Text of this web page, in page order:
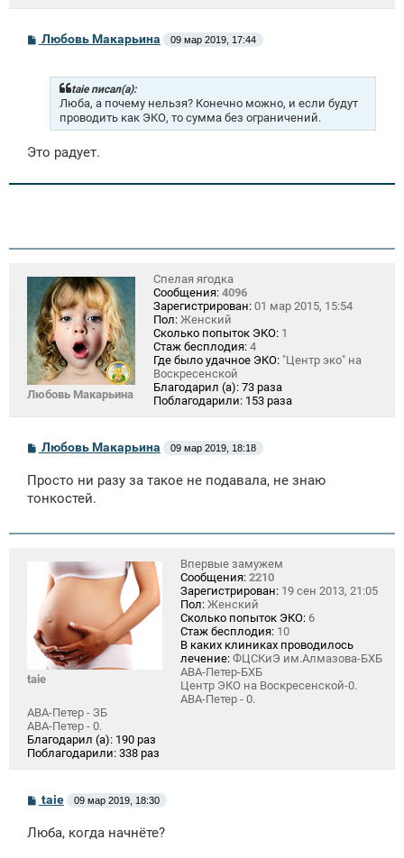
С
Любовь Макарьина 09 мар 2019, 17:44
taie писал(а):
Люба, а почему нельзя? Конечно можно, и если будут
проводить как ЭКО, то сумма без ограничений.
Это радует.
Любовь Макарьина
Спелая ягодка
Сообщения: 4096
Зарегистрирован: 01 мар 2015, 15:54
Пол: Женский
Сколько попыток ЭКО: 1
Стаж бесплодия: 4
Где было удачное ЭКО: "Центр эко" на
Воскресенской
Благодарил (а): 73 раза
Поблагодарили: 153 раза
С
б
щ
и
Любовь Макарьина 09 мар 2019, 18:18
Просто ни разу за такое не подавала, не знаю
тонкостей.
taie
Впервые замужем
Сообщения: 2210
Зарегистрирован: 19 сен 2013, 21:05
Пол: Женский
Сколько попыток ЭКО: 6
Стаж бесплодия: 10
В каких клиниках проводилось
лечение: ФЦСКиЭ им.Алмазова-БХБ
АВА-Петер-БХБ
Центр ЭКО на Воскресенской-0.
АВА-Петер - 0.
АВА-Петер - ЗБ
АВА-Петер - 0.
Благодарил (а): 190 раз
Поблагодарили: 338 раз
С
б
taie 09 мар 2019, 18:30
Люба, когда начнёте?